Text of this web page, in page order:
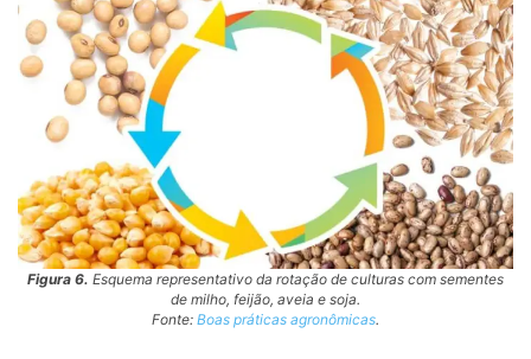
Figura 6. Esquema representativo da rotação de culturas com sementes
de milho, feijão, aveia e soja.
Fonte: Boas práticas agronômicas.